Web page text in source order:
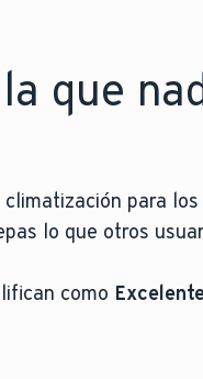
que
para los
lo que otros
como